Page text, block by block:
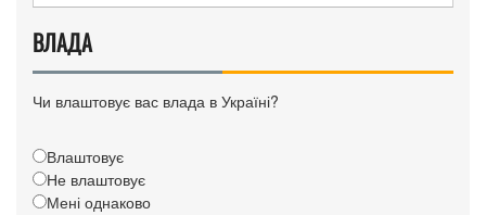
ВЛАДА
Чи влаштовує вас влада в Україні?
Влаштовує
Не влаштовує
Мені однаково